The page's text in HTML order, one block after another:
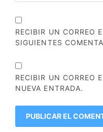
RECIBIR UN CORREO
SIGUIENTES
RECIBIR UN CORREO
NUEVA ENTRADA.